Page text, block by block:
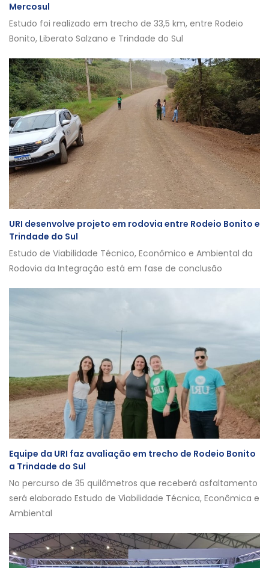
Mercosul
Estudo foi realizado em trecho de 33,5 km, entre Rodeio
Bonito, Liberato Salzano e Trindade do Sul
URI desenvolve projeto em rodovia entre Rodeio Bonito e
Trindade do Sul
Estudo de Viabilidade Técnico, Econômico e Ambiental da
Rodovia da Integração está em fase de conclusão
Equipe da URI faz avaliação em trecho de Rodeio Bonito
a Trindade do Sul
No percurso de 35 quilômetros que receberá asfaltamento
será elaborado Estudo de Viabilidade Técnica, Econômica e
Ambiental